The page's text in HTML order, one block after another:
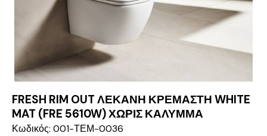
FRESH RIM OUT ΛΕΚΑΝΗ ΚΡΕΜΑΣΤΗ WHITE
MAT (FRE 5610W) ΧΩΡΙΣ ΚΑΛΥΜΜΑ
Κωδικός: 001-ΤΕΜ-0036